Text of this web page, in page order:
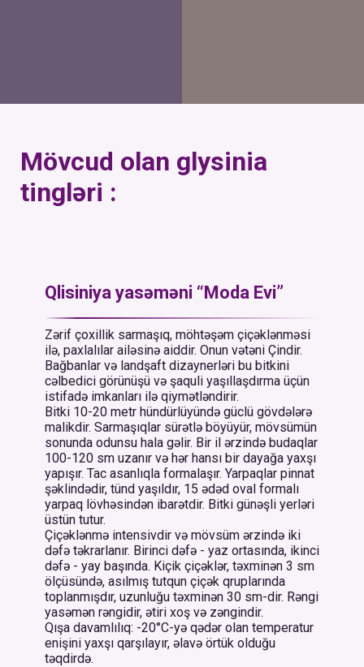
Mövcud olan glysinia
tingləri :
Qlisiniya yasəməni “Moda Evi”
Zərif çoxillik sarmaşıq, möhtəşəm çiçəklənməsi
ilə, paxlalılar ailəsinə aiddir. Onun vətəni Çindir.
Bağbanlar və landşaft dizaynerləri bu bitkini
cəlbedici görünüşü və şaquli yaşıllaşdırma üçün
istifadə imkanları ilə qiymətləndirir.
Bitki 10-20 metr hündürlüyündə güclü gövdələrə
malikdir. Sarmaşıqlar sürətlə böyüyür, mövsümün
sonunda odunsu hala gəlir. Bir il ərzində budaqlar
100-120 sm uzanır və hər hansı bir dayağa yaxşı
yapışır. Tac asanlıqla formalaşır. Yarpaqlar pinnat
şəklindədir, tünd yaşıldır, 15 ədəd oval formalı
yarpaq lövhəsindən ibarətdir. Bitki günəşli yerləri
üstün tutur.
Çiçəklənmə intensivdir və mövsüm ərzində iki
dəfə təkrarlanır. Birinci dəfə - yaz ortasında, ikinci
dəfə - yay başında. Kiçik çiçəklər, təxminən 3 sm
ölçüsündə, asılmış tutqun çiçək qruplarında
toplanmışdır, uzunluğu təxminən 30 sm-dir. Rəngi
yasəmən rəngidir, ətiri xoş və zəngindir.
Qışa davamlılıq: -20°C-yə qədər olan temperatur
enişini yaxşı qarşılayır, əlavə örtük olduğu
təqdirdə.